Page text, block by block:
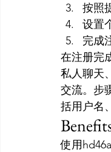
按照
设置
完成
在注册完
私人聊天
交流。步
括用户名
使用